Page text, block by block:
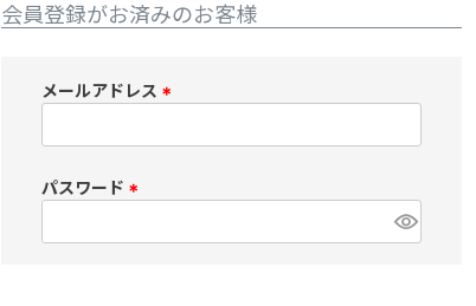
会員登録がお済みのお客様
メールアドレス
必
)
パスワード
必